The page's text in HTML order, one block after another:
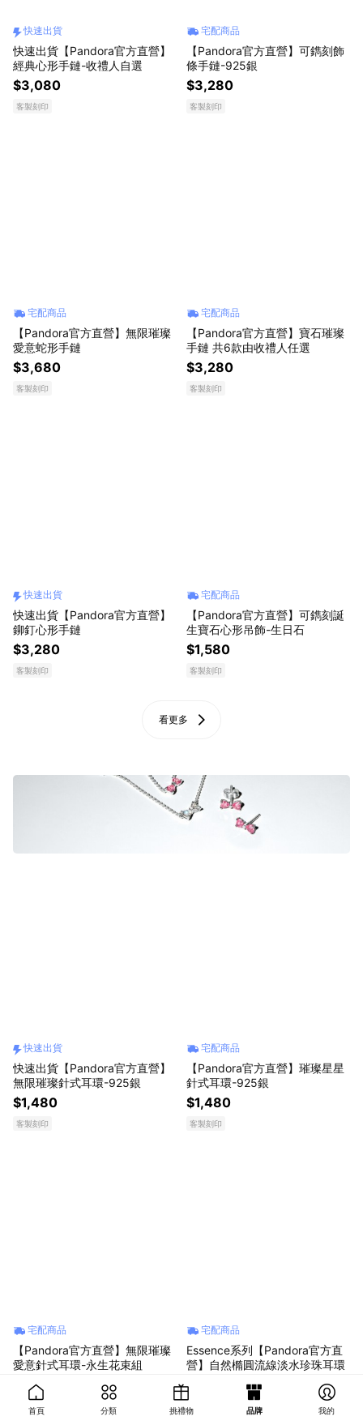
快速出貨
快速出貨【Pandora官方直營】
經典心形手鏈-收禮人自選
$3,080
客製刻印
宅配商品
【Pandora官方直營】可鐫刻飾
條手鏈-925銀
$3,280
客製刻印
宅配商品
【Pandora官方直營】無限璀璨
愛意蛇形手鏈
$3,680
客製刻印
宅配商品
【Pandora官方直營】寶石璀璨
手鏈 共6款由收禮人任選
$3,280
客製刻印
快速出貨
快速出貨【Pandora官方直營】
鉚釘心形手鏈
$3,280
客製刻印
宅配商品
【Pandora官方直營】可鐫刻誕
生寶石心形吊飾-生日石
$1,580
客製刻印
看更多
快速出貨
快速出貨【Pandora官方直營】
無限璀璨針式耳環-925銀
$1,480
客製刻印
宅配商品
【Pandora官方直營】璀璨星星
針式耳環-925銀
$1,480
客製刻印
宅配商品
【Pandora官方直營】無限璀璨
愛意針式耳環-永生花束組
$2,280
客製刻印
宅配商品
Essence系列【Pandora官方直
營】自然橢圓流線淡水珍珠耳環
$3,480
客製刻印
首頁 分類 挑禮物 品牌 我的